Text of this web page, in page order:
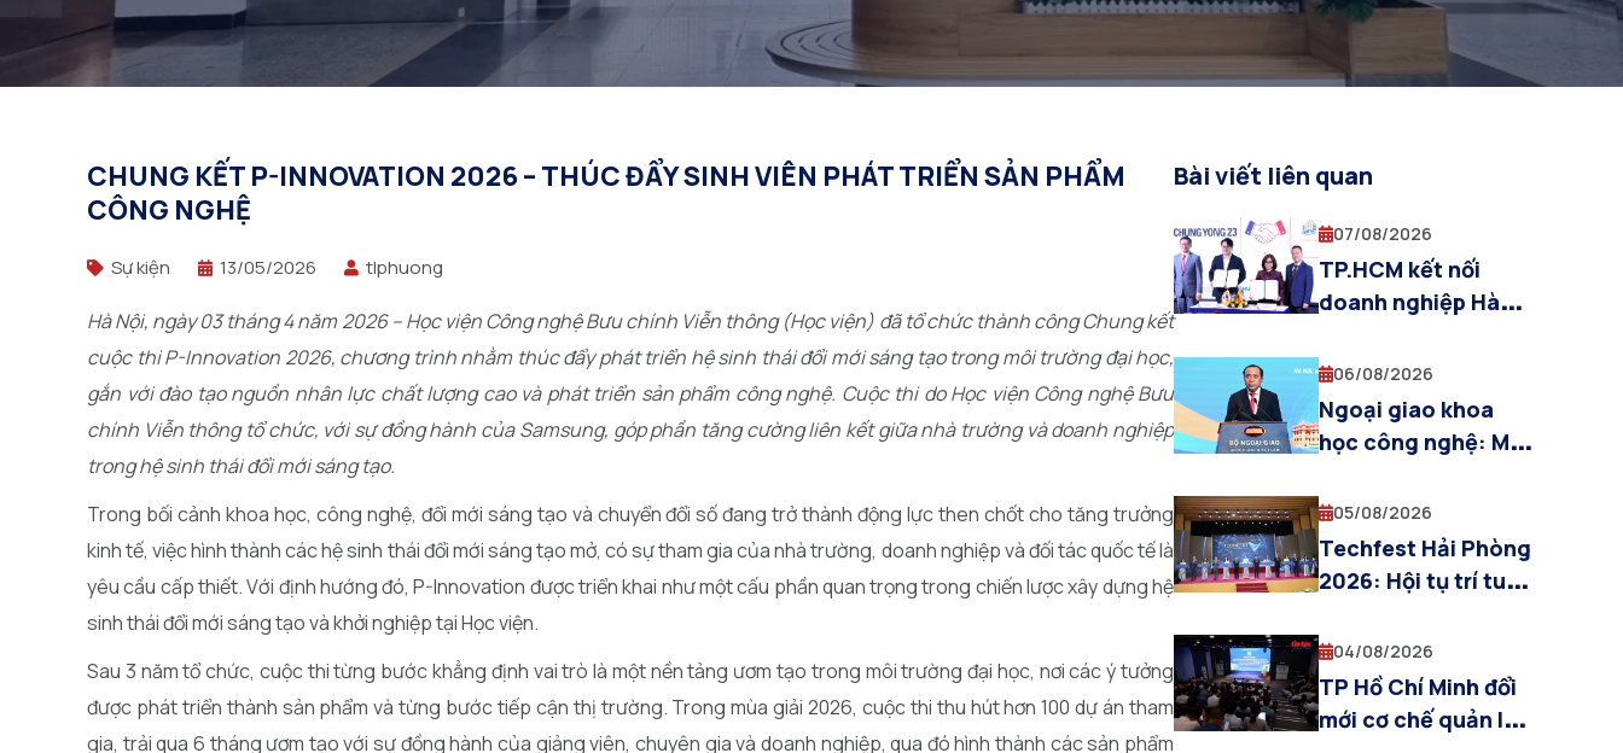
CHUNG KẾT P-INNOVATION 2026 – THÚC ĐẨY SINH VIÊN PHÁT TRIỂN SẢN PHẨM
CÔNG NGHỆ
Sự kiện 13/05/2026 tlphuong
Hà Nội, ngày 03 tháng 4 năm 2026 – Học viện Công nghệ Bưu chính Viễn thông (Học viện) đã tổ chức thành công Chung kết
cuộc thi P-Innovation 2026, chương trình nhằm thúc đẩy phát triển hệ sinh thái đổi mới sáng tạo trong môi trường đại học,
gắn với đào tạo nguồn nhân lực chất lượng cao và phát triển sản phẩm công nghệ. Cuộc thi do Học viện Công nghệ Bưu
chính Viễn thông tổ chức, với sự đồng hành của Samsung, góp phần tăng cường liên kết giữa nhà trường và doanh nghiệp
trong hệ sinh thái đổi mới sáng tạo.
Trong bối cảnh khoa học, công nghệ, đổi mới sáng tạo và chuyển đổi số đang trở thành động lực then chốt cho tăng trưởng
kinh tế, việc hình thành các hệ sinh thái đổi mới sáng tạo mở, có sự tham gia của nhà trường, doanh nghiệp và đối tác quốc tế là
yêu cầu cấp thiết. Với định hướng đó, P-Innovation được triển khai như một cấu phần quan trọng trong chiến lược xây dựng hệ
sinh thái đổi mới sáng tạo và khởi nghiệp tại Học viện.
Sau 3 năm tổ chức, cuộc thi từng bước khẳng định vai trò là một nền tảng ươm tạo trong môi trường đại học, nơi các ý tưởng
được phát triển thành sản phẩm và từng bước tiếp cận thị trường. Trong mùa giải 2026, cuộc thi thu hút hơn 100 dự án tham
gia, trải qua 6 tháng ươm tạo với sự đồng hành của giảng viên, chuyên gia và doanh nghiệp, qua đó hình thành các sản phẩm
Bài viết liên quan
07/08/2026
TP.HCM kết nối
doanh nghiệp Hàn
mới sáng tạo
06/08/2026
Ngoại giao khoa
học công nghệ: Mở
làm chủ công nghệ
chiến lược
05/08/2026
Techfest Hải Phòng
2026: Hội tụ trí tuệ,
đổi mới sáng tạo
04/08/2026
TP Hồ Chí Minh đổi
mới cơ chế quản lý